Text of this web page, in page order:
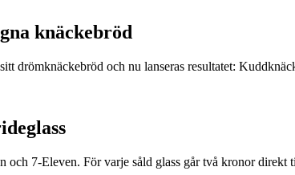
knäckebröd
drömknäckebröd och nu lanseras resultatet:
7-Eleven. För varje såld glass går två kronor